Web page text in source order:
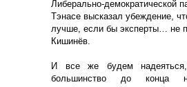
Либерально-демократической
Тэнасе высказал убеждение,
лучше, если бы эксперты… не
Кишинёв.
И все же будем
большинство до конца